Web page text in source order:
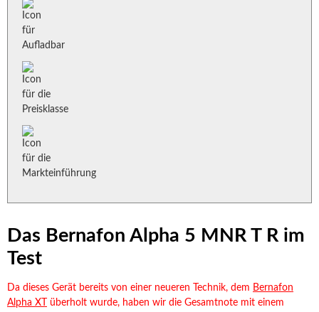
Das Bernafon Alpha 5 MNR T R im
Test
Da dieses Gerät bereits von einer neueren Technik, dem Bernafon
Alpha XT
überholt wurde, haben wir die Gesamtnote mit einem